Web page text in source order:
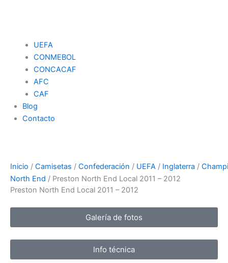
UEFA
CONMEBOL
CONCACAF
AFC
CAF
Blog
Contacto
Inicio / Camisetas / Confederación / UEFA / Inglaterra /
North End / Preston North End Local 2011 – 2012
Preston North End Local 2011 – 2012
Galería de fotos
Info técnica